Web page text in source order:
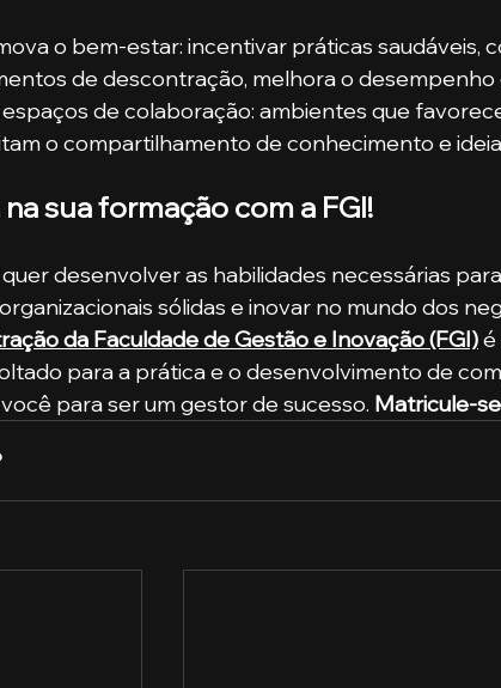
o bem-estar: incentivar práticas saudáveis,
de descontração, melhora o desempenho
de colaboração: ambientes que
o compartilhamento de conhecimento e
sua formação com a FGI!
desenvolver as habilidades necessárias
sólidas e inovar no mundo dos
da Faculdade de Gestão e Inovação (FGI) é
para a prática e o desenvolvimento de
para ser um gestor de sucesso. Matricule-